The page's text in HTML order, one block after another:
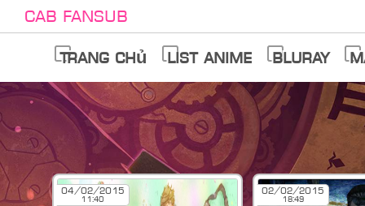
Cab Fansub
Trang chủ List anime Bluray
04/02/2015
11:40
02/02/2015
18:49